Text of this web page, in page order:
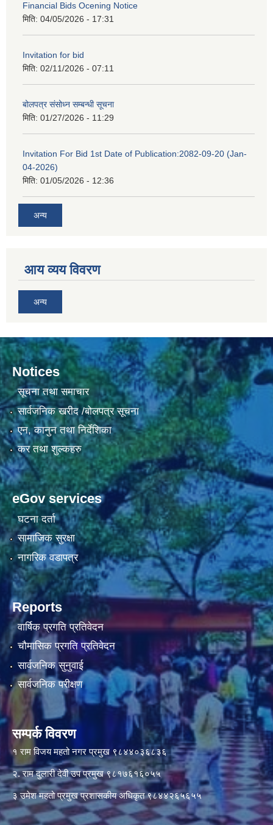
Financial Bids Ocening Notice
मिति: 04/05/2026 - 17:31
Invitation for bid
मिति: 02/11/2026 - 07:11
बोलपत्र संसोध्न सम्बन्धी सूचना
मिति: 01/27/2026 - 11:29
Invitation For Bid 1st Date of Publication:2082-09-20 (Jan-
04-2026)
मिति: 01/05/2026 - 12:36
अन्य
आय व्यय विवरण
अन्य
Notices
सूचना तथा समाचार
सार्वजनिक खरीद /बोलपत्र सूचना
एन, कानुन तथा निर्देशिका
कर तथा शुल्कहरु
eGov services
घटना दर्ता
सामाजिक सुरक्षा
नागरिक वडापत्र
Reports
वार्षिक प्रगति प्रतिवेदन
चौमासिक प्रगति प्रतिवेदन
सार्वजनिक सुनुवाई
सार्वजनिक परीक्षण
सम्पर्क विवरण
१ राम विजय महतो नगर प्रमुख ९८४४०३६८३६
२. राम दुलारी देवी उप प्रमुख ९८१७६१६०५५
३ उमेश महतो प्रमुख प्रशासकीय अधिकृत ९८४४२६५६५५